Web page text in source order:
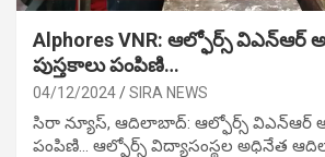
Alphores VNR: ఆల్ఫోర్స్ విఎన్ఆర్
పుస్తకాలు పంపిణి…
04/12/2024 SIRA NEWS
సిరా న్యూస్, ఆదిలాబాద్: ఆల్ఫోర్స్ విఎన్ఆర్
పంపిణి… ఆల్ఫోర్స్ విద్యాసంస్థల అధినేత